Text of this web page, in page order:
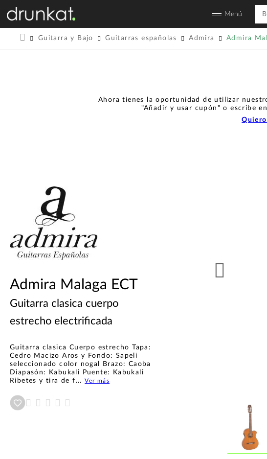
Menú
Guitarra y Bajo Guitarras españolas Admira Admira
Ahora tienes la oportunidad de utilizar
"Añadir y usar cupón" o escribe
Admira Malaga ECT
Guitarra clasica cuerpo
estrecho electrificada
Guitarra clasica Cuerpo estrecho Tapa:
Cedro Macizo Aros y Fondo: Sapeli
seleccionado color nogal Brazo: Caoba
Diapasón: Kabukali Puente: Kabukali
Ribetes y tira de f...Ver más